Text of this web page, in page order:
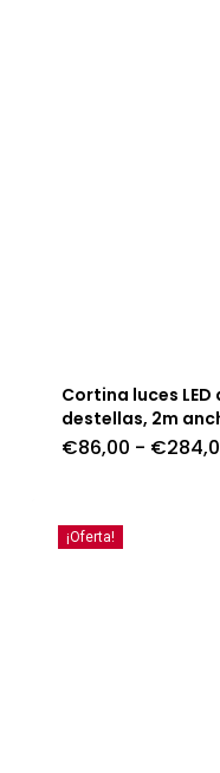
Cortina luces LED
destellas, 2m
€86,00 - €
¡Oferta!